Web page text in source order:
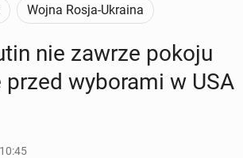
Wojna Rosja-Ukraina
nie zawrze pokoju
przed wy­bo­ra­mi w USA